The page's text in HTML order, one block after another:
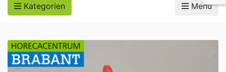
Kategorien Menü